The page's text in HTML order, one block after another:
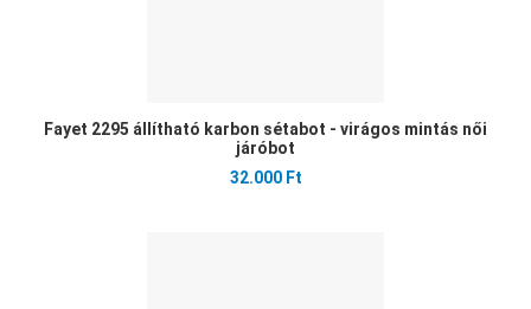
Fayet 2295 állítható karbon sétabot - virágos mintás női
járóbot
32.000 Ft